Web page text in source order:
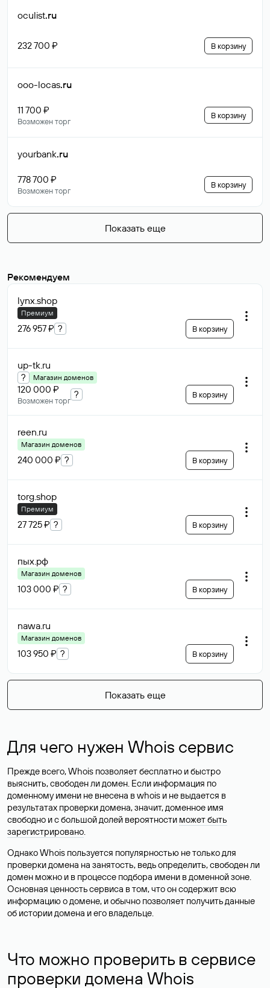
oculist.ru
232 700 ₽ В корзину
ooo-locas.ru
11 700 ₽
Возможен торг
В корзину
yourbank.ru
778 700 ₽
Возможен торг
В корзину
Показать еще
Рекомендуем
lynx.shop
Премиум
276 957 ₽ ? В корзину
up-tk.ru
? Магазин доменов
120 000 ₽
Возможен торг
? В корзину
reen.ru
Магазин доменов
240 000 ₽ ? В корзину
torg.shop
Премиум
27 725 ₽ ? В корзину
пых.рф
Магазин доменов
103 000 ₽ ? В корзину
nawa.ru
Магазин доменов
103 950 ₽ ? В корзину
Показать еще
Для чего нужен Whois сервис
Прежде всего, Whois позволяет бесплатно и быстро
выяснить, свободен ли домен. Если информация по
доменному имени не внесена в whois и не выдается в
результатах проверки домена, значит, доменное имя
свободно и с большой долей вероятности может быть
зарегистрировано.
Однако Whois пользуется популярностью не только для
проверки домена на занятость, ведь определить, свободен ли
домен можно и в процессе подбора имени в доменной зоне.
Основная ценность сервиса в том, что он содержит всю
информацию о домене, и обычно позволяет получить данные
об истории домена и его владельце.
Что можно проверить в сервисе
проверки домена Whois